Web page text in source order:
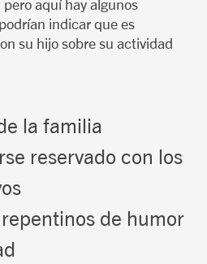
aquí hay algunos
indicar que es
su hijo sobre su actividad
la familia
reservado con los
de humor